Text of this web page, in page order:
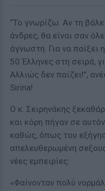
“Το γνωρίζω. Αν τη
άνδρες, θα είναι σαν
άγνωστη. Για να
50 Έλληνες στη σειρά,
Αλλιώς δεν παίζει!”,
Sirina!
Ο κ. Σειρηνάκης
και κόρη πήγαν σε
καθώς, όπως του
απελευθερωμένη
νέες εμπειρίες:
«Φαίνονταν πολύ